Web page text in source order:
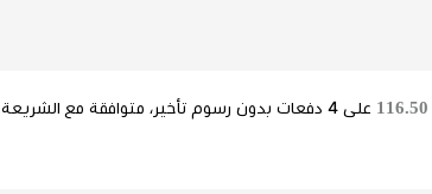
116.50 على 4 دفعات بدون رسوم تأخير، متوافقة مع الشريعة